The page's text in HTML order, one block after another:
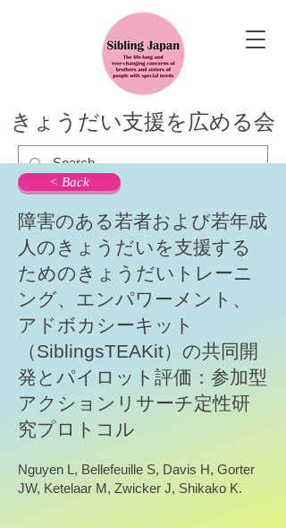
きょうだい支援を広める会
< Back
障害のある若者および若年成
人のきょうだいを支援する
ためのきょうだいトレーニ
ング、エンパワーメント、
アドボカシーキット
（SiblingsTEAKit）の共同開
発とパイロット評価：参加型
アクションリサーチ定性研
究プロトコル
Nguyen L, Bellefeuille S, Davis H, Gorter
JW, Ketelaar M, Zwicker J, Shikako K.